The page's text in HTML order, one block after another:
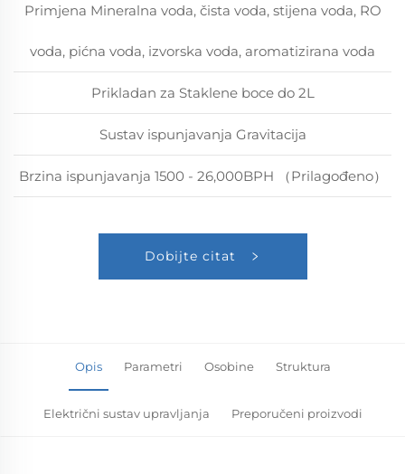
Primjena Mineralna voda, čista voda, stijena voda, RO
voda, pićna voda, izvorska voda, aromatizirana voda
Prikladan za Staklene boce do 2L
Sustav ispunjavanja Gravitacija
Brzina ispunjavanja 1500 - 26,000BPH （Prilagođeno）
Dobijte citat
Opis Parametri Osobine Struktura
Električni sustav upravljanja Preporučeni proizvodi